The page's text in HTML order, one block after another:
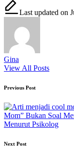
Last updated on
Gina
View All Posts
Post
navigation
Previous Post
Mom” Bukan Soal
Menurut Psikolog
Next Post